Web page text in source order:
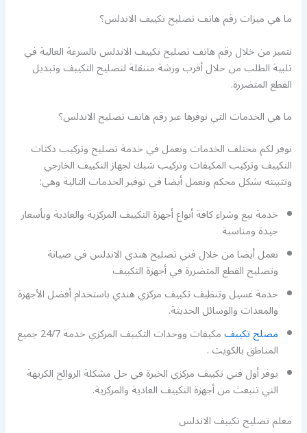
ما هي ميزات رقم هاتف تصليح تكييف الاندلس؟
نتميز من خلال رقم هاتف تصليح تكييف الاندلس بالسرعة العالية في
تلبية الطلب من خلال أقرب ورشة متنقلة لتصليح التكييف وتبديل
القطع المتضررة.
ما هي الخدمات التي نوفرها عبر رقم هاتف تصليح الاندلس؟
نوفر لكم مختلف الخدمات ونعمل في خدمة تصليح وتركيب دكتات
التكييف وتركيب المكيفات وتركيب شبك لجهاز التكييف الخارجي
وتثبيته بشكل محكم ونعمل أيضا في توفير الخدمات التالية وهي:
خدمة بيع وشراء كافة أنواع أجهزة التكييف المركزية والعادية وبأسعار
جيدة ومناسبة
نعمل أيضا من خلال فني تصليح هندي الاندلس في صيانة
وتصليح القطع المتضررة في أجهزة التكييف
خدمة غسيل وتنظيف تكييف مركزي هندي باستخدام أفضل الأجهزة
والمعدات والوسائل الحديثة.
مصلح تكييف
مكيفات ووحدات التكييف المركزي خدمة 24/7 جميع
المناطق بالكويت .
يوفر أول فني تكييف مركزي الخبرة في حل مشكلة الروائح الكريهة
التي تنبعث من أجهزة التكييف العادية والمركزية.
معلم تصليح تكييف الاندلس